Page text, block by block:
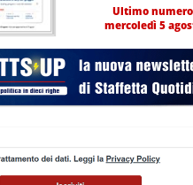
Ultimo
mercoledì 5